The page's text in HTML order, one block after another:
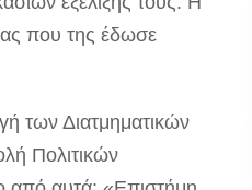
που της έδωσε
των Διατμηματικών
Πολιτικών